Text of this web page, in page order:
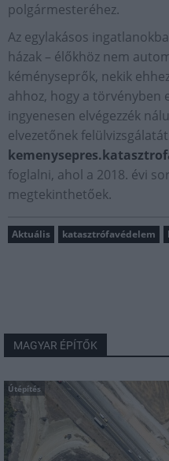
polgármesteréhez.
Az egylakásos
házak – élőkhöz nem
kéményseprők, nekik
ahhoz, hogy a törvényben
ingyenesen elvégezzék
elvezetőnek
foglalni, ahol a 2018. évi
megtekinthetőek.
Aktuális katasztrófavédelem
MAGYAR ÉPÍTŐK
Útépítés